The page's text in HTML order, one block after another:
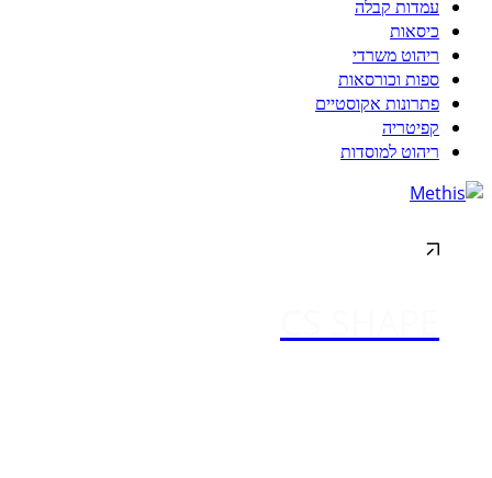
עמדות קבלה
כיסאות
ריהוט משרדי
ספות וכורסאות
פתרונות אקוסטיים
קפיטריה
ריהוט למוסדות